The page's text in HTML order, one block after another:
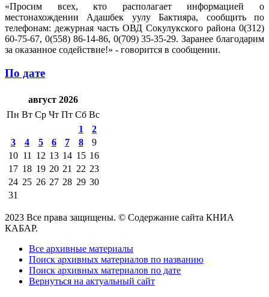
«Просим всех, кто располагает информацией о
местонахождении Адашбек уулу Бактияра, сообщить по
телефонам: дежурная часть ОВД Сокулукского района 0(312)
60-75-67, 0(558) 86-14-86, 0(709) 35-35-29. Заранее благодарим
за оказанное содействие!» - говорится в сообщении.
По дате
август 2026
Пн Вт Ср Чт Пт Сб Вс
1
2
3
4 5 6 7 8
9
10 11 12 13 14 15 16
17 18 19 20 21 22 23
24 25 26 27 28 29 30
31
2023 Все права защищены. © Содержание сайта КНИА
КАБАР.
Все архивные материалы
Поиск архивных материалов по названию
Поиск архивных материалов по дате
Вернуться на актуальный сайт